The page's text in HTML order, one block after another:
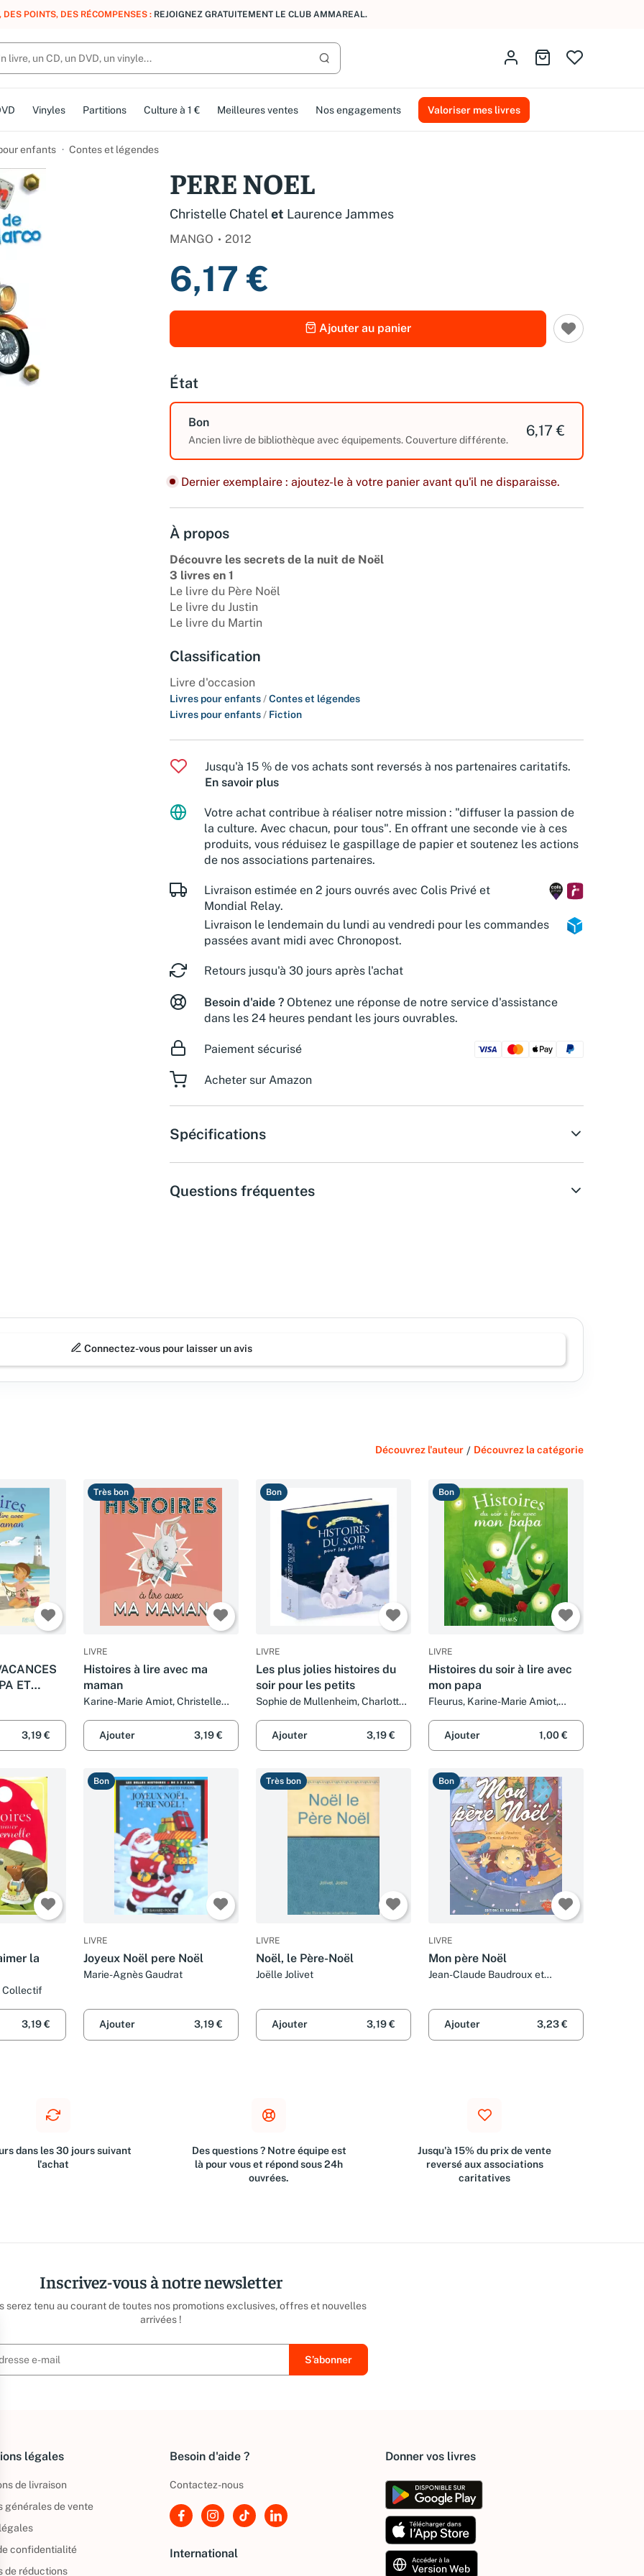
DES POINTS, DES RÉCOMPENSES : REJOIGNEZ GRATUITEMENT LE CLUB AMMAREAL.
Lancer la recherche
Identifiez-vousAller au panier
Vinyles Partitions Culture à 1 € Meilleures ventes Nos engagements Valoriser mes livres
enfants Contes et légendes
PERE NOEL
Christelle Chatel et Laurence Jammes
MANGO 2012
6,17 €
Ajouter au panier
État
Bon
Ancien livre de bibliothèque avec équipements. Couverture différente.
6,17 €
Dernier exemplaire : ajoutez-le à votre panier avant qu'il ne disparaisse.
À propos
Découvre les secrets de la nuit de Noël
3 livres en 1
Le livre du Père Noël
Le livre du Justin
Le livre du Martin
Classification
Livre d'occasion
Livres pour enfants /Contes et légendes
Livres pour enfants / Fiction
Jusqu'à 15 % de vos achats sont reversés à nos partenaires caritatifs.
En savoir plus
Votre achat contribue à réaliser notre mission : "diffuser la passion de
la culture. Avec chacun, pour tous". En offrant une seconde vie à ces
produits, vous réduisez le gaspillage de papier et soutenez les actions
de nos associations partenaires.
Livraison estimée en 2 jours ouvrés avec Colis Privé et
Mondial Relay.
Livraison le lendemain du lundi au vendredi pour les commandes
passées avant midi avec Chronopost.
Retours jusqu'à 30 jours après l'achat
Besoin d'aide ? Obtenez une réponse de notre service d'assistance
dans les 24 heures pendant les jours ouvrables.
Paiement sécurisé
Acheter sur Amazon
Spécifications
Questions fréquentes
Connectez-vous pour laisser un avis
Découvrez l'auteur / Découvrez la catégorie
ET
3,19 €
Très bon
LIVRE
Histoires à lire avec ma
maman
Karine-Marie Amiot, Christelle
Ajouter
3,19 €
Bon
LIVRE
Les plus jolies histoires du
soir pour les petits
Sophie de Mullenheim, Charlotte
Pascale Hédelin
Ajouter 3,19 €
Bon
LIVRE
Histoires du soir à lire avec
mon papa
Fleurus, Karine-Marie Amiot,
et Collectif
Ajouter 1,00 €
la
Collectif
3,19 €
Bon
LIVRE
Joyeux Noël pere Noël
Marie-Agnès Gaudrat
Ajouter 3,19 €
Très bon
LIVRE
Noël, le Père-Noël
Joëlle Jolivet
Ajouter 3,19 €
Bon
LIVRE
Mon père Noël
Jean-Claude Baudroux et
Ajouter 3,23 €
dans les 30 jours suivant
l'achat
Des questions ? Notre équipe est
là pour vous et répond sous 24h
ouvrées.
Jusqu'à 15% du prix de vente
reversé aux associations
caritatives
Inscrivez-vous à notre newsletter
serez tenu au courant de toutes nos promotions exclusives, offres et nouvelles
arrivées !
légales
de livraison
générales de vente
confidentialité
de réductions
Besoin d'aide ?
Contactez-nous
International
Donner vos livres